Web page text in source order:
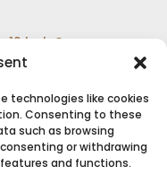
technologies like cookies
Consenting to these
such as browsing
or withdrawing
and functions.
bak Coop